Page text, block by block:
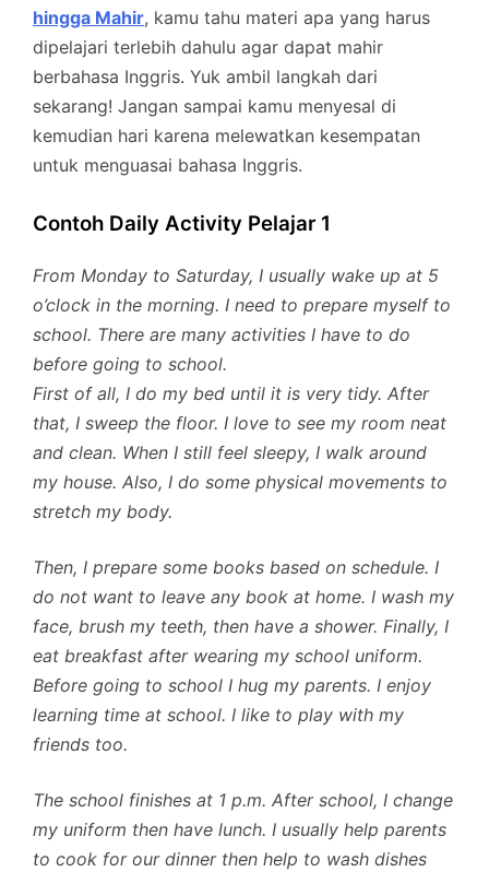
hingga Mahir, kamu tahu materi apa yang harus
dipelajari terlebih dahulu agar dapat mahir
berbahasa Inggris. Yuk ambil langkah dari
sekarang! Jangan sampai kamu menyesal di
kemudian hari karena melewatkan kesempatan
untuk menguasai bahasa Inggris.
Contoh Daily Activity Pelajar 1
From Monday to Saturday, I usually wake up at 5
o’clock in the morning. I need to prepare myself to
school. There are many activities I have to do
before going to school.
First of all, I do my bed until it is very tidy. After
that, I sweep the floor. I love to see my room neat
and clean. When I still feel sleepy, I walk around
my house. Also, I do some physical movements to
stretch my body.
Then, I prepare some books based on schedule. I
do not want to leave any book at home. I wash my
face, brush my teeth, then have a shower. Finally, I
eat breakfast after wearing my school uniform.
Before going to school I hug my parents. I enjoy
learning time at school. I like to play with my
friends too.
The school finishes at 1 p.m. After school, I change
my uniform then have lunch. I usually help parents
to cook for our dinner then help to wash dishes